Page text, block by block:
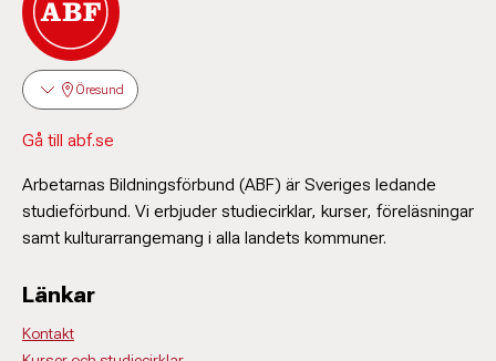
Öresund
Gå till abf.se
Arbetarnas Bildningsförbund (ABF) är Sveriges ledande
studieförbund. Vi erbjuder studiecirklar, kurser, föreläsningar
samt kulturarrangemang i alla landets kommuner.
Länkar
Kontakt